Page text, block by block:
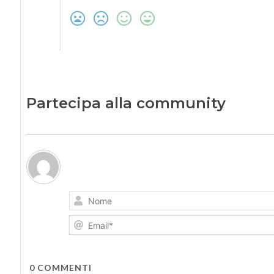
Partecipa alla community
0COMMENTI